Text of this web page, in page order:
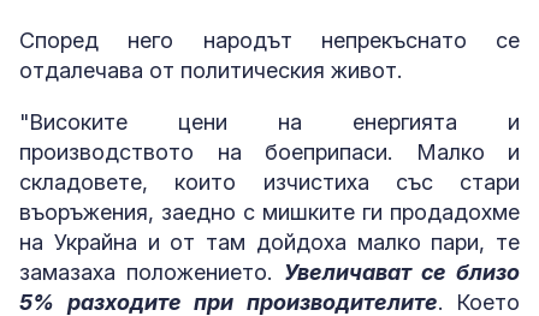
Според него народът непрекъснато се
отдалечава от политическия живот.
"Високите цени на енергията и
производството на боеприпаси. Малко и
складовете, които изчистиха със стари
въоръжения, заедно с мишките ги продадохме
на Украйна и от там дойдоха малко пари, те
замазаха положението. Увеличават се близо
5% разходите при производителите. Което